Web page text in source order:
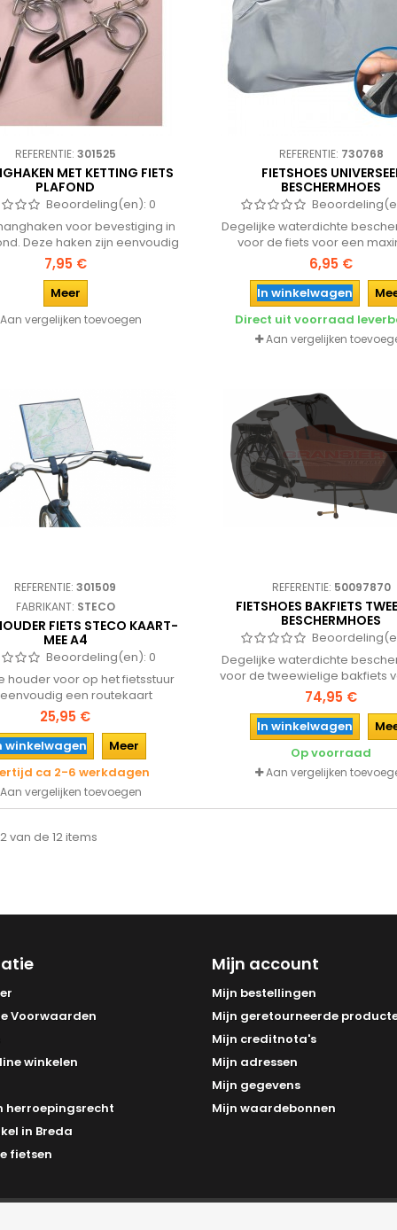
REFERENTIE: 301525
MET KETTING FIETS
PLAFOND
Beoordeling(en): 0
voor bevestiging in
Deze haken zijn eenvoudig
de ketting in het plafond te
en kunnen worden gebruikt
de fiets in te hangen en zo een
te besparen in berging of
Ook zijn ze ideaal voor
7,95 €
Meer
Aan vergelijken toevoegen
REFERENTIE: 730768
FIETSHOES
BESCHERMHOES
Degelijke waterdichte
voor de fiets voor een
bescherming tegen vuil en
fietshoes past over elke fiets
eenvoudig middels klittenband
aan de onderzijde.
6,95 €
In winkelwagen
Direct uit voorraad
Aan vergelijken
REFERENTIE:301509
FABRIKANT: STECO
FIETS STECO KAART-
MEE A4
Beoordeling(en): 0
houder voor op het fietsstuur
een routekaart
/plattegrond in te steken.
25,95 €
winkelwagen
Meer
ca 2-6 werkdagen
Aan vergelijken toevoegen
REFERENTIE: 50097870
FIETSHOES BAKFIETS
BESCHERMHOES
Degelijke waterdichte
voor de tweewielige bakfiets
maximale bescherming tegen
vocht. De fietshoes past over
tweewiel bakfietsen en is
middels een band te sluiten
onderzijde.
74,95 €
In winkelwagen
Op voorraad
Aan vergelijken
van de 12 items
Voorwaarden
winkelen
herroepingsrecht
in Breda
fietsen
Mijn account
Mijn bestellingen
Mijn geretourneerde
Mijn creditnota's
Mijn adressen
Mijn gegevens
Mijn waardebonnen